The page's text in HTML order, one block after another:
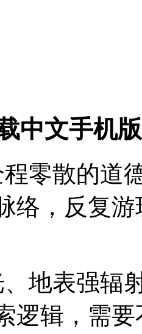
中文手机
零散的道
络，反复
地表强辐
逻辑，需